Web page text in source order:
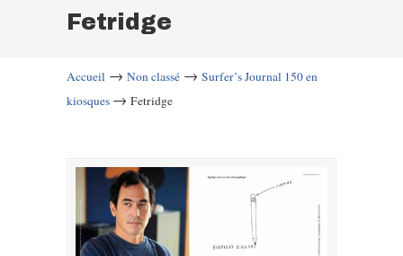
Fetridge
Accueil → Non classé → Surfer’s Journal 150 en
kiosques → Fetridge